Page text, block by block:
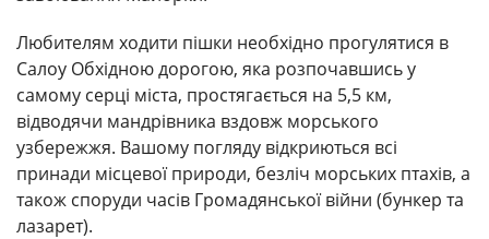
Любителям ходити пішки необхідно прогулятися в
Салоу Обхідною дорогою, яка розпочавшись у
самому серці міста, простягається на 5,5 км,
відводячи мандрівника вздовж морського
узбережжя. Вашому погляду відкриються всі
принади місцевої природи, безліч морських птахів, а
також споруди часів Громадянської війни (бункер та
лазарет).